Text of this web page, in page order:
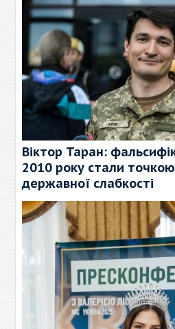
Віктор Таран:
2010 року стали точкою
державної слабкості